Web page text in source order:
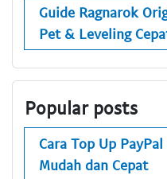
Guide Ragnarok
Pet & Leveling
Popular posts
Cara Top Up
Mudah dan Cepat